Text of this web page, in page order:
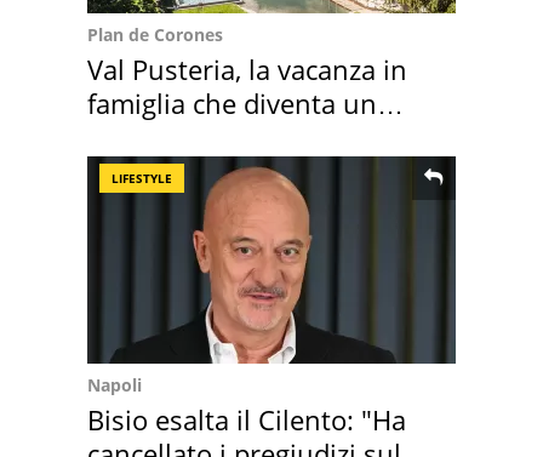
Plan de Corones
Val Pusteria, la vacanza in
famiglia che diventa un
LIFESTYLE
Napoli
Bisio esalta il Cilento: "Ha